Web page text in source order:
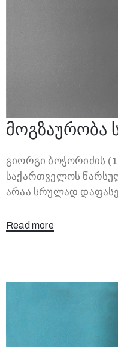
მოგზაურობა
გიორგი ბოჭორიძის
საქართველოს
არაა სრულად
Read more